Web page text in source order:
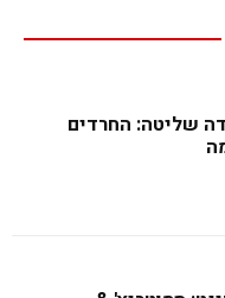
שליטה: החרדים